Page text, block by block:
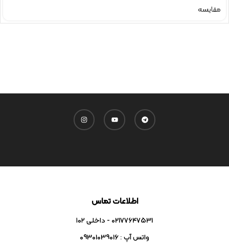
مقایسه
اطلاعات تماس
02177647531 - داخلی ۱۰۲
واتس آپ : 09301039016